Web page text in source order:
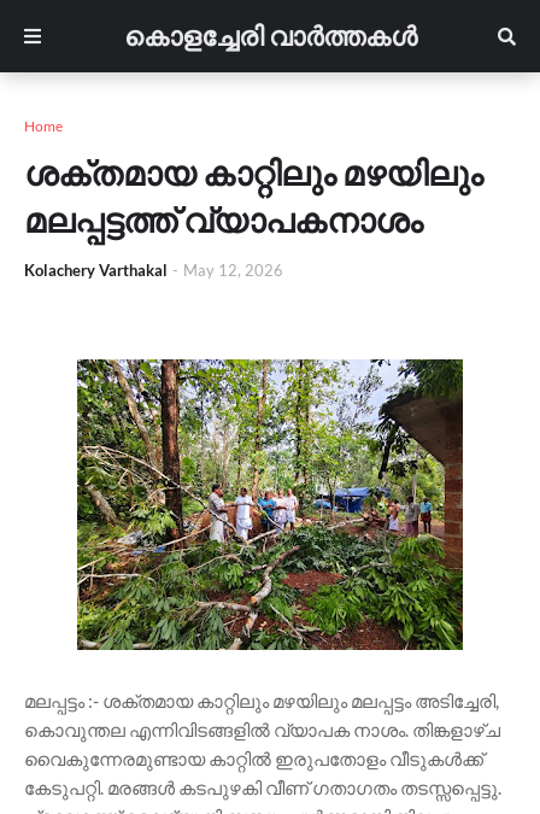
കൊളച്ചേരി വാർത്തകൾ
Home
ശക്തമായ കാറ്റിലും മഴയിലും
മലപ്പട്ടത്ത് വ്യാപകനാശം
Kolachery Varthakal - May 12, 2026
മലപ്പട്ടം :- ശക്തമായ കാറ്റിലും മഴയിലും മലപ്പട്ടം അടിച്ചേരി,
കൊവുന്തല എന്നിവിടങ്ങളിൽ വ്യാപക നാശം. തിങ്കളാഴ്ച
വൈകുന്നേരമുണ്ടായ കാറ്റിൽ ഇരുപതോളം വീടുകൾക്ക്
കേടുപറ്റി. മരങ്ങൾ കടപുഴകി വീണ് ഗതാഗതം തടസ്സപ്പെട്ടു.